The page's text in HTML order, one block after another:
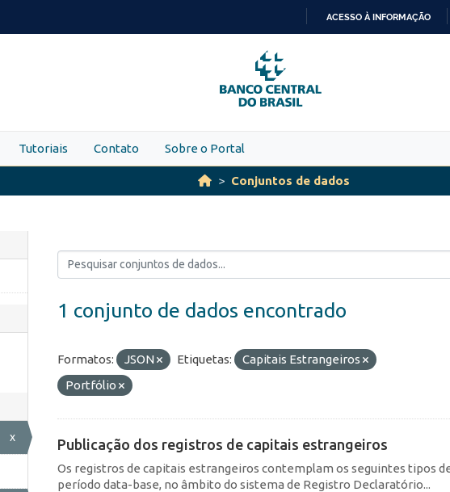
PARA
O
CONTEÚDO
ACESSO À INFORMAÇÃO
Tutoriais Contato Sobre o Portal
Conjuntos de dados
x
1 conjunto de dados encontrado
Formatos: JSON Etiquetas:
Capitais Estrangeiros
Portfólio
Publicação dos registros de capitais estrangeiros
Os registros de capitais estrangeiros contemplam os seguintes tipos
período data-base, no âmbito do sistema de Registro Declaratório...